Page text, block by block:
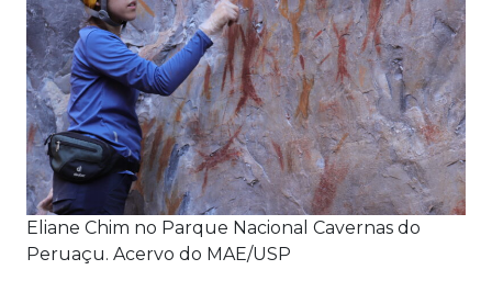
Eliane Chim no Parque Nacional Cavernas do
Peruaçu. Acervo do MAE/USP